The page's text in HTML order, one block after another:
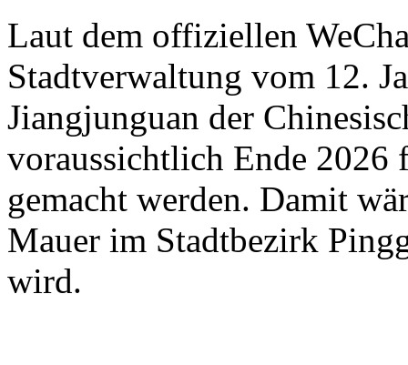
Laut dem offiziellen
Stadtverwaltung vom 12.
Jiangjunguan der
voraussichtlich Ende
gemacht werden. Damit
Mauer im Stadtbezirk
wird.